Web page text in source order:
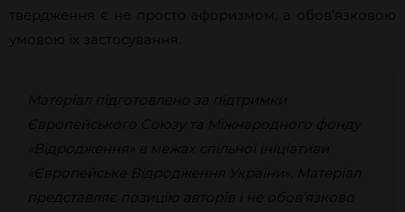
твердження є не просто афоризмом, а обов’язковою
умовою їх застосування.
Матеріал підготовлено за підтримки
Європейського Союзу та Міжнародного фонду
«Відродження»
спільної ініціативи
«Європейське Відродження України». Матеріал
представляє позицію авторів і не обов’язково